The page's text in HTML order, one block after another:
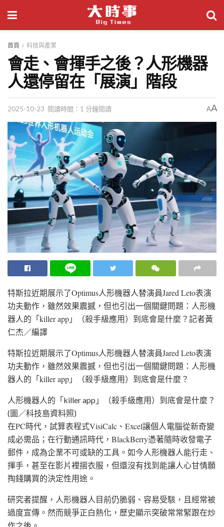
首頁 科技與產業
會走、會揮手之後？人形機器
人還停留在「展演」階段
2025-10-23 閱讀時間：1 分鐘閱讀 AA
特斯拉近期展示了Optimus人形機器人替演員Jared Leto表演
功夫動作，雖然效果震撼，但也引出一個關鍵問題：人形機
器人的「killer app」（殺手級應用）到底會是什麼？記者黃
仁杰／編譯
特斯拉近期展示了Optimus人形機器人替演員Jared Leto表演
功夫動作，雖然效果震撼，但也引出一個關鍵問題：人形機
器人的「killer app」（殺手級應用）到底會是什麼？
人形機器人的「killer app」（殺手級應用）到底會是什麼？
(圖／科技島資料照)
在PC時代，試算表程式VisiCalc、Excel讓個人電腦從新奇變
成必需品；在行動通訊時代，BlackBerry憑著隨時收發電子
郵件，成為企業不可或缺的工具。如今人形機器人能行走、
揮手，甚至在影片裡摺衣服，但還沒有找到能讓人心甘情願
掏錢購買的決定性用途。
研究者提醒，人形機器人目前仍脆弱、容易受駭，且經常被
過度宣傳。然而競爭正白熱化，歷史顯示突破常常緊跟在炒